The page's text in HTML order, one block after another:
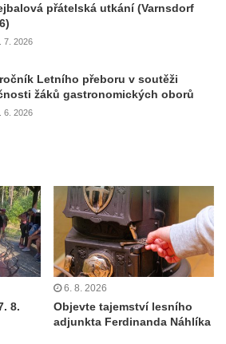
přátelská utkání (Varnsdorf
7. 2026
Letního přeboru v soutěži
žáků gastronomických oborů
6. 2026
8.
6. 8. 2026
Objevte tajemství lesního
adjunkta Ferdinanda Náhlíka